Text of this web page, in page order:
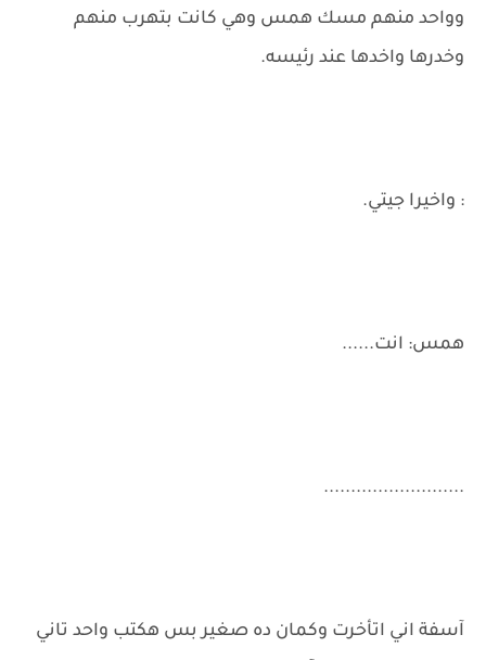
وواحد منهم مسك همس وهي كانت بتهرب منهم
وخدرها واخدها عند رئيسه.
: واخيرا جيتي.
همس: انت......
..........................
آسفة اني اتأخرت وكمان ده صغير بس هكتب واحد تاني